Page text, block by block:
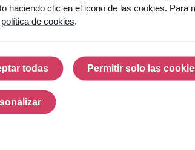
haciendo clic en el icono de las cookies. Para
política de cookies
todas
Aceptar todas
Permitir solo las
Personalizar
y
¿Listo
para